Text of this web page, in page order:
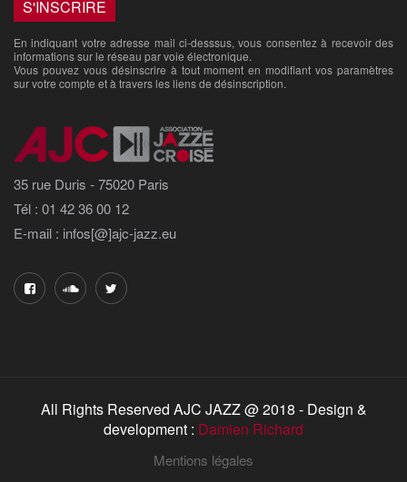
En indiquant votre adresse mail ci-desssus, vous consentez à recevoir des
informations sur le réseau par voie électronique.
Vous pouvez vous désinscrire à tout moment en modifiant vos paramètres
sur votre compte et à travers les liens de désinscription.
35 rue Duris - 75020 Paris
Tél : 01 42 36 00 12
E-mail : infos[@]ajc-jazz.eu
All Rights Reserved AJC JAZZ @ 2018 - Design &
development : Damien Richard
Mentions légales